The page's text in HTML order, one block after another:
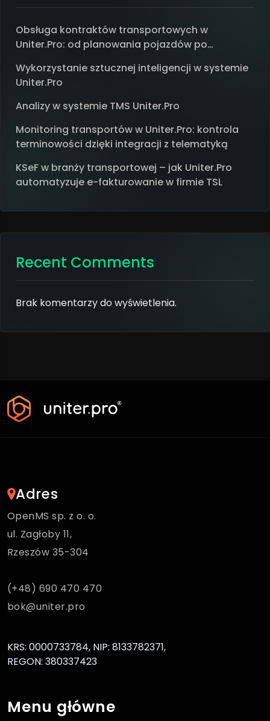
Obsługa kontraktów transportowych w
Uniter.Pro: od planowania pojazdów po
Wykorzystanie sztucznej inteligencji w systemie
Uniter.Pro
Analizy w systemie TMS Uniter.Pro
Monitoring transportów w Uniter.Pro: kontrola
terminowości dzięki integracji z telematyką
KSeF w branży transportowej – jak Uniter.Pro
automatyzuje e-fakturowanie w firmie TSL
Recent Comments
Brak komentarzy do wyświetlenia.
Adres
OpenMS sp. z o. o.
ul. Zagłoby 11,
Rzeszów 35-304
(+48) 690 470 470
bok@uniter.pro
KRS: 0000733784, NIP: 8133782371,
REGON: 380337423
Menu główne